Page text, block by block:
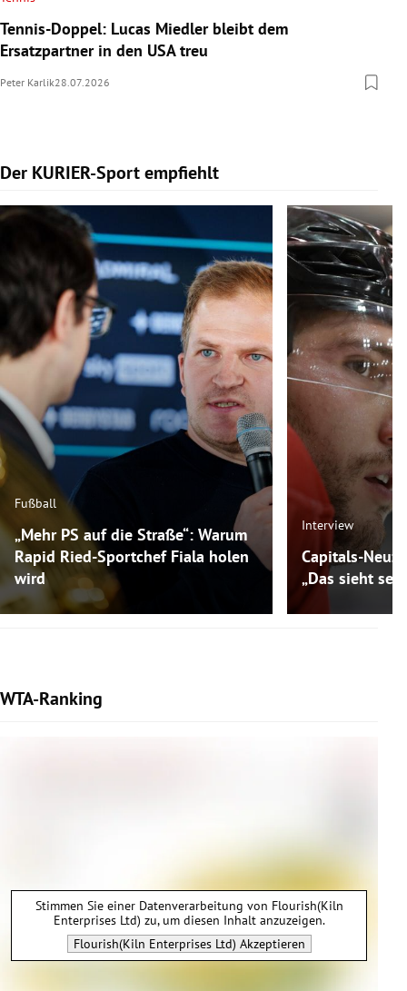
Tennis-Doppel: Lucas Miedler bleibt dem
Ersatzpartner in den USA treu
Peter Karlik28.07.2026
Der KURIER-Sport empfiehlt
Slide 1 von 5
Fußball
„Mehr PS auf die Straße“: Warum
Rapid Ried-Sportchef Fiala holen
wird
Interview
Capitals-
„Das sieht
WTA-Ranking
Stimmen Sie einer Datenverarbeitung von Flourish(Kiln
Enterprises Ltd) zu, um diesen Inhalt anzuzeigen.
Flourish(Kiln Enterprises Ltd) Akzeptieren